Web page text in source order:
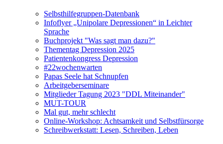
Selbsthilfegruppen-Datenbank
Infoflyer „Unipolare Depressionen“ in Leichter
Sprache
Buchprojekt "Was sagt man dazu?"
Thementag Depression 2025
Patientenkongress Depression
#22wochenwarten
Papas Seele hat Schnupfen
Arbeitgeberseminare
Mitglieder Tagung 2023 "DDL Miteinander"
MUT-TOUR
Mal gut, mehr schlecht
Online-Workshop: Achtsamkeit und Selbstfürsorge
Schreibwerkstatt: Lesen, Schreiben, Leben